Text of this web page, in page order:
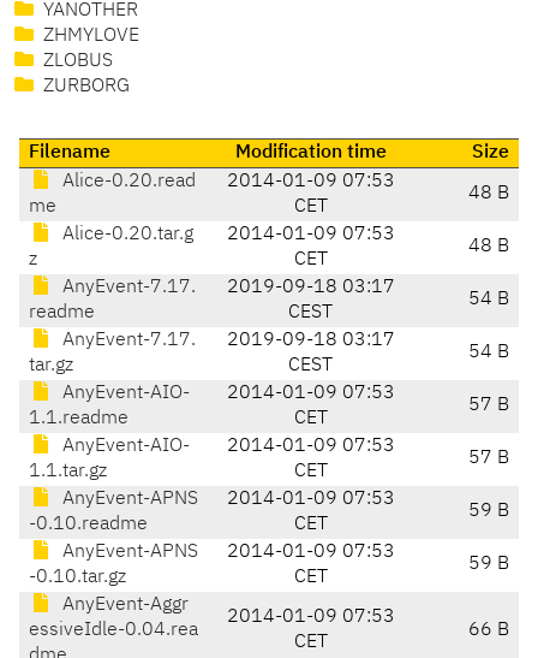
YANOTHER
ZHMYLOVE
ZLOBUS
ZURBORG
Filename Modification time
Size
Alice-0.20.read
me
2014-01-09 07:53
CET
48 B
Alice-0.20.tar.g
z
2014-01-09 07:53
CET
48 B
AnyEvent-7.17.
readme
2019-09-18 03:17
CEST
54 B
AnyEvent-7.17.
tar.gz
2019-09-18 03:17
CEST
54 B
AnyEvent-AIO-
1.1.readme
2014-01-09 07:53
CET
57 B
AnyEvent-AIO-
1.1.tar.gz
2014-01-09 07:53
CET
57 B
AnyEvent-APNS
-0.10.readme
2014-01-09 07:53
CET
59 B
AnyEvent-APNS
-0.10.tar.gz
2014-01-09 07:53
CET
59 B
AnyEvent-Aggr
essiveIdle-0.04.rea
2014-01-09 07:53
CET
66 B